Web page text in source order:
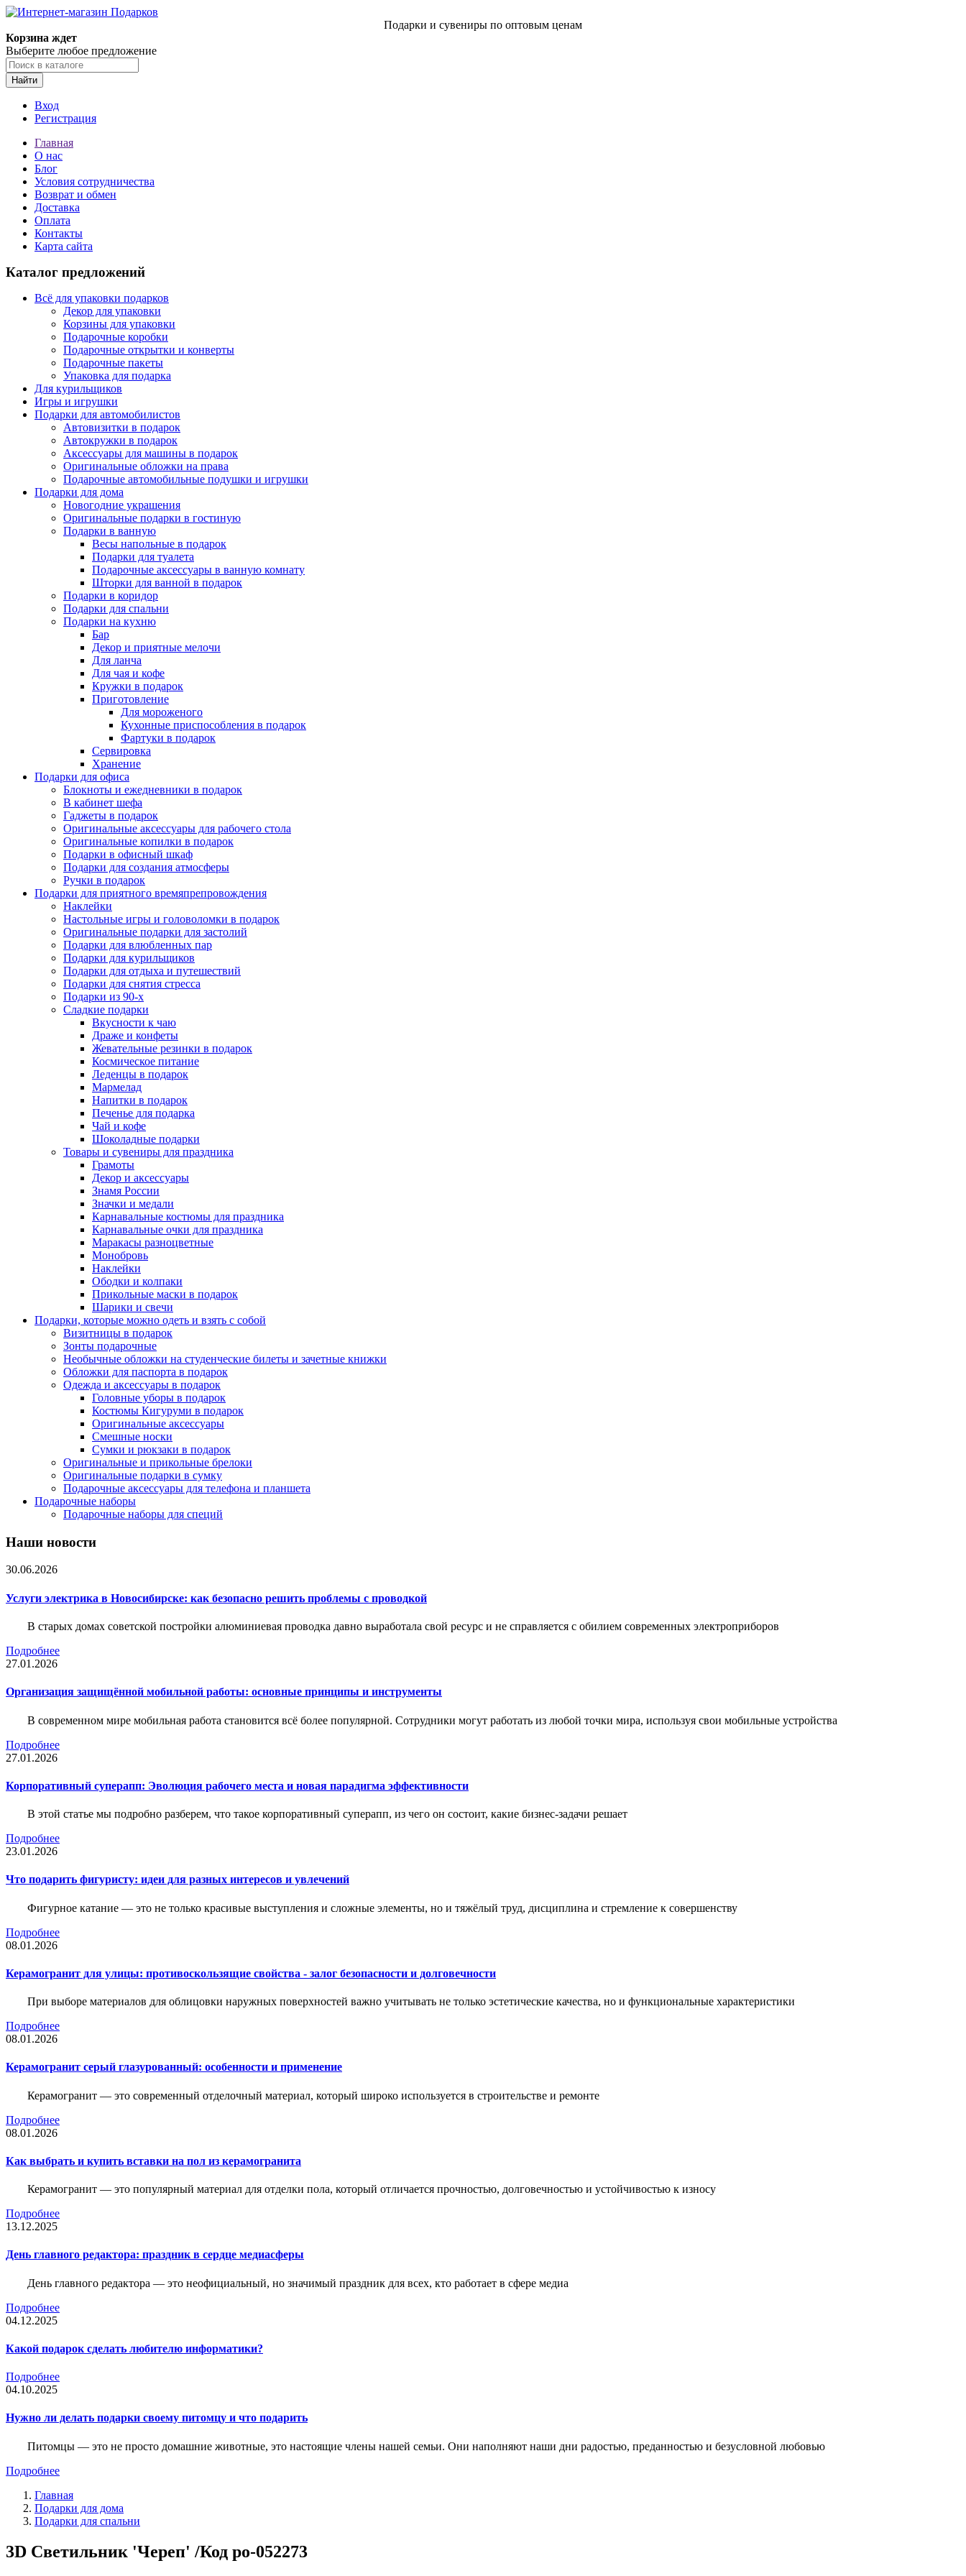
Подарки и сувениры по оптовым ценам
Корзина ждет
Выберите любое предложение
Найти
Вход
Регистрация
Главная
О нас
Блог
Условия сотрудничества
Возврат и обмен
Доставка
Оплата
Контакты
Карта сайта
Каталог предложений
Всё для упаковки подарков
Декор для упаковки
Корзины для упаковки
Подарочные коробки
Подарочные открытки и конверты
Подарочные пакеты
Упаковка для подарка
Для курильщиков
Игры и игрушки
Подарки для автомобилистов
Автовизитки в подарок
Автокружки в подарок
Аксессуары для машины в подарок
Оригинальные обложки на права
Подарочные автомобильные подушки и игрушки
Подарки для дома
Новогодние украшения
Оригинальные подарки в гостиную
Подарки в ванную
Весы напольные в подарок
Подарки для туалета
Подарочные аксессуары в ванную комнату
Шторки для ванной в подарок
Подарки в коридор
Подарки для спальни
Подарки на кухню
Бар
Декор и приятные мелочи
Для ланча
Для чая и кофе
Кружки в подарок
Приготовление
Для мороженого
Кухонные приспособления в подарок
Фартуки в подарок
Сервировка
Хранение
Подарки для офиса
Блокноты и ежедневники в подарок
В кабинет шефа
Гаджеты в подарок
Оригинальные аксессуары для рабочего стола
Оригинальные копилки в подарок
Подарки в офисный шкаф
Подарки для создания атмосферы
Ручки в подарок
Подарки для приятного времяпрепровождения
Наклейки
Настольные игры и головоломки в подарок
Оригинальные подарки для застолий
Подарки для влюбленных пар
Подарки для курильщиков
Подарки для отдыха и путешествий
Подарки для снятия стресса
Подарки из 90-х
Сладкие подарки
Вкусности к чаю
Драже и конфеты
Жевательные резинки в подарок
Космическое питание
Леденцы в подарок
Мармелад
Напитки в подарок
Печенье для подарка
Чай и кофе
Шоколадные подарки
Товары и сувениры для праздника
Грамоты
Декор и аксессуары
Знамя России
Значки и медали
Карнавальные костюмы для праздника
Карнавальные очки для праздника
Маракасы разноцветные
Монобровь
Наклейки
Ободки и колпаки
Прикольные маски в подарок
Шарики и свечи
Подарки, которые можно одеть и взять с собой
Визитницы в подарок
Зонты подарочные
Необычные обложки на студенческие билеты и зачетные книжки
Обложки для паспорта в подарок
Одежда и аксессуары в подарок
Головные уборы в подарок
Костюмы Кигуруми в подарок
Оригинальные аксессуары
Смешные носки
Сумки и рюкзаки в подарок
Оригинальные и прикольные брелоки
Оригинальные подарки в сумку
Подарочные аксессуары для телефона и планшета
Подарочные наборы
Подарочные наборы для специй
Наши новости
30.06.2026
Услуги электрика в Новосибирске: как безопасно решить проблемы с проводкой
В старых домах советской постройки алюминиевая проводка давно выработала свой ресурс и не справляется с обилием современных электроприборов
Подробнее
27.01.2026
Организация защищённой мобильной работы: основные принципы и инструменты
В современном мире мобильная работа становится всё более популярной. Сотрудники могут работать из любой точки мира, используя свои мобильные устройства
Подробнее
27.01.2026
Корпоративный суперапп: Эволюция рабочего места и новая парадигма эффективности
В этой статье мы подробно разберем, что такое корпоративный суперапп, из чего он состоит, какие бизнес-задачи решает
Подробнее
23.01.2026
Что подарить фигуристу: идеи для разных интересов и увлечений
Фигурное катание — это не только красивые выступления и сложные элементы, но и тяжёлый труд, дисциплина и стремление к совершенству
Подробнее
08.01.2026
Керамогранит для улицы: противоскользящие свойства - залог безопасности и долговечности
При выборе материалов для облицовки наружных поверхностей важно учитывать не только эстетические качества, но и функциональные характеристики
Подробнее
08.01.2026
Керамогранит серый глазурованный: особенности и применение
Керамогранит — это современный отделочный материал, который широко используется в строительстве и ремонте
Подробнее
08.01.2026
Как выбрать и купить вставки на пол из керамогранита
Керамогранит — это популярный материал для отделки пола, который отличается прочностью, долговечностью и устойчивостью к износу
Подробнее
13.12.2025
День главного редактора: праздник в сердце медиасферы
День главного редактора — это неофициальный, но значимый праздник для всех, кто работает в сфере медиа
Подробнее
04.12.2025
Какой подарок сделать любителю информатики?
Подробнее
04.10.2025
Нужно ли делать подарки своему питомцу и что подарить
Питомцы — это не просто домашние животные, это настоящие члены нашей семьи. Они наполняют наши дни радостью, преданностью и безусловной любовью
Подробнее
Главная
Подарки для дома
Подарки для спальни
3D Светильник 'Череп' /Код po-052273